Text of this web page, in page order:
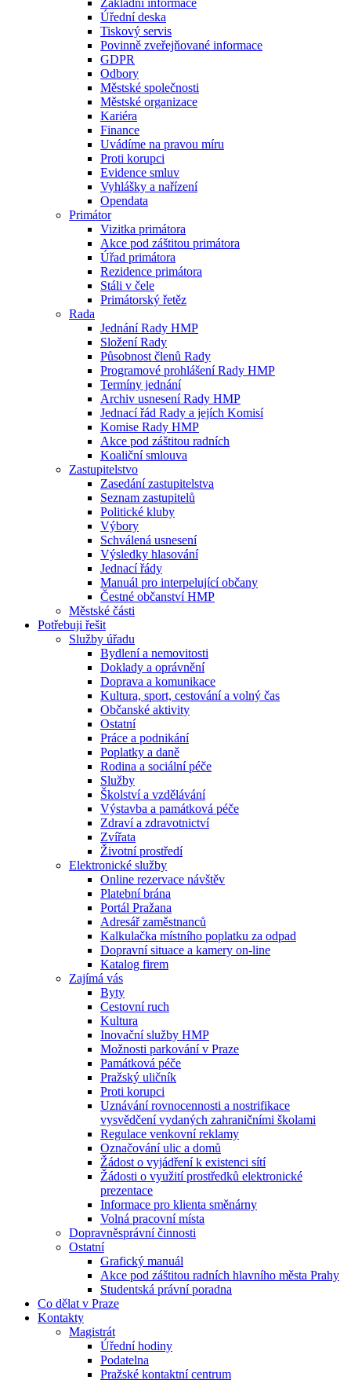
Základní informace
Úřední deska
Tiskový servis
Povinně zveřejňované informace
GDPR
Odbory
Městské společnosti
Městské organizace
Kariéra
Finance
Uvádíme na pravou míru
Proti korupci
Evidence smluv
Vyhlášky a nařízení
Opendata
Primátor
Vizitka primátora
Akce pod záštitou primátora
Úřad primátora
Rezidence primátora
Stáli v čele
Primátorský řetěz
Rada
Jednání Rady HMP
Složení Rady
Působnost členů Rady
Programové prohlášení Rady HMP
Termíny jednání
Archiv usnesení Rady HMP
Jednací řád Rady a jejích Komisí
Komise Rady HMP
Akce pod záštitou radních
Koaliční smlouva
Zastupitelstvo
Zasedání zastupitelstva
Seznam zastupitelů
Politické kluby
Výbory
Schválená usnesení
Výsledky hlasování
Jednací řády
Manuál pro interpelující občany
Čestné občanství HMP
Městské části
Potřebuji řešit
Služby úřadu
Bydlení a nemovitosti
Doklady a oprávnění
Doprava a komunikace
Kultura, sport, cestování a volný čas
Občanské aktivity
Ostatní
Práce a podnikání
Poplatky a daně
Rodina a sociální péče
Služby
Školství a vzdělávání
Výstavba a památková péče
Zdraví a zdravotnictví
Zvířata
Životní prostředí
Elektronické služby
Online rezervace návštěv
Platební brána
Portál Pražana
Adresář zaměstnanců
Kalkulačka místního poplatku za odpad
Dopravní situace a kamery on-line
Katalog firem
Zajímá vás
Byty
Cestovní ruch
Kultura
Inovační služby HMP
Možnosti parkování v Praze
Památková péče
Pražský uličník
Proti korupci
Uznávání rovnocennosti a nostrifikace
vysvědčení vydaných zahraničními školami
Regulace venkovní reklamy
Označování ulic a domů
Žádost o vyjádření k existenci sítí
Žádosti o využití prostředků elektronické
prezentace
Informace pro klienta směnárny
Volná pracovní místa
Dopravněsprávní činnosti
Ostatní
Grafický manuál
Akce pod záštitou radních hlavního města Prahy
Studentská právní poradna
Co dělat v Praze
Kontakty
Magistrát
Úřední hodiny
Podatelna
Pražské kontaktní centrum